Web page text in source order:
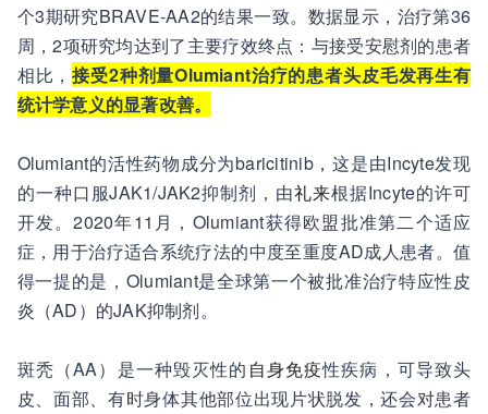
个3期研究BRAVE-AA2的结果一致。数据显示，治疗第36
周，2项研究均达到了主要疗效终点：与接受安慰剂的患者
相比，接受2种剂量Olumiant治疗的患者头皮毛发再生有
统计学意义的显著改善。
Olumiant的活性药物成分为baricitinib，这是由Incyte发现
的一种口服JAK1/JAK2抑制剂，由礼来根据Incyte的许可
开发。2020年11月，Olumiant获得欧盟批准第二个适应
症，用于治疗适合系统疗法的中度至重度AD成人患者。值
得一提的是，Olumiant是全球第一个被批准治疗特应性皮
炎（AD）的JAK抑制剂。
斑秃（AA）是一种毁灭性的 自身免疫性疾病，可导致头
皮、面部、有时身体其他部位出现片状脱发，还会对患者